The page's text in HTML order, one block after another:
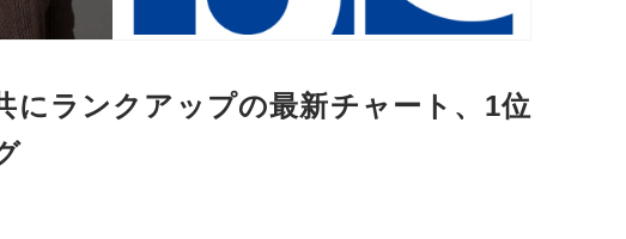
にランクアップの最新チャート、1位